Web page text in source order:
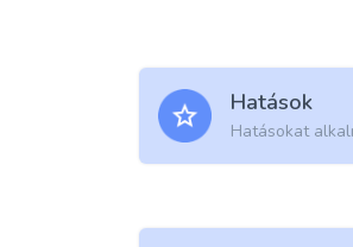
Hatások
Hatásokat